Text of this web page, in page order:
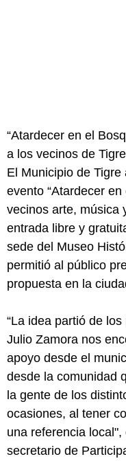
“Atardecer en el
a los vecinos de Tigre
El Municipio de Tigre
evento “Atardecer
vecinos arte, música
entrada libre y
sede del Museo
permitió al público
propuesta en la
“La idea partió de
Julio Zamora nos
apoyo desde el
desde la comunidad
la gente de los
ocasiones, al tener
una referencia
secretario de